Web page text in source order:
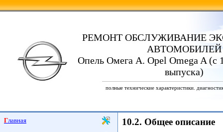
РЕМОНТ ОБСЛУЖИВАНИЕ
АВТОМОБИЛЕЙ
Опель Омега А. Opel Omega A (с
выпуска)
полные технические характеристики.
Главная 10.2. Общее описание